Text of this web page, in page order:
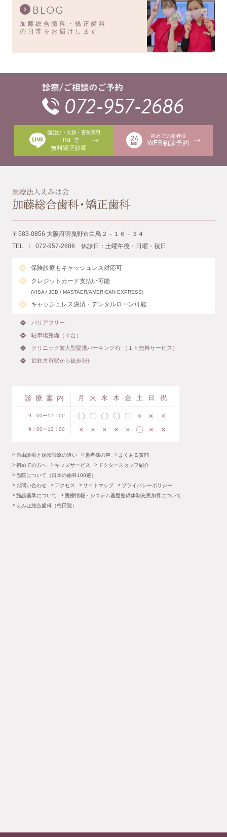
BLOG
加藤総合歯科・矯正歯科
の日常をお届けします
072-957-2686
歯並び・欠損・審美専用
LINEで
無料矯正診断
初めての患者様
WEB初診予約
〒583-0856 大阪府羽曳野市白鳥２－１６－３４
TEL ： 072-957-2686 休診日：土曜午後・日曜・祝日
保険診療もキャッシュレス対応可
クレジットカード支払い可能
(VISA / JCB / MASTAER/AMERICAN EXPRESS)
キャッシュレス決済・デンタルローン可能
バリアフリー
駐車場完備（４台）
クリニック前大型提携パーキング有 （１ｈ無料サービス）
近鉄古市駅から徒歩3分
診療案内 月 火 水 木 金 土 日 祝
9：00ー17：00 〇 〇 〇 〇 〇 × × ×
9：00ー13：00 × × × × × 〇 × ×
自由診療と保険診療の違い 患者様の声
よくある質問
初めての方へ
キッズサービス
ドクタースタッフ紹介
当院について（日本の歯科100選）
お問い合わせ
アクセス サイトマップ
プライバシーポリシー
施設基準について
医療情報・システム基盤整備体制充実加算について
えみは総合歯科（梅田院）